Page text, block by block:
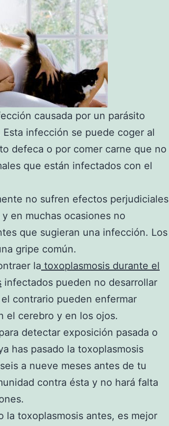
causada por un parásito
Esta infección se puede coger al
defeca o por comer carne que no
que están infectados con el
no sufren efectos perjudiciales
en muchas ocasiones no
que sugieran una infección. Los
gripe común.
la toxoplasmosis durante el
infectados pueden no desarrollar
contrario pueden enfermar
el cerebro y en los ojos.
detectar exposición pasada o
has pasado la toxoplasmosis
a nueve meses antes de tu
contra ésta y no hará falta
la toxoplasmosis antes, es mejor